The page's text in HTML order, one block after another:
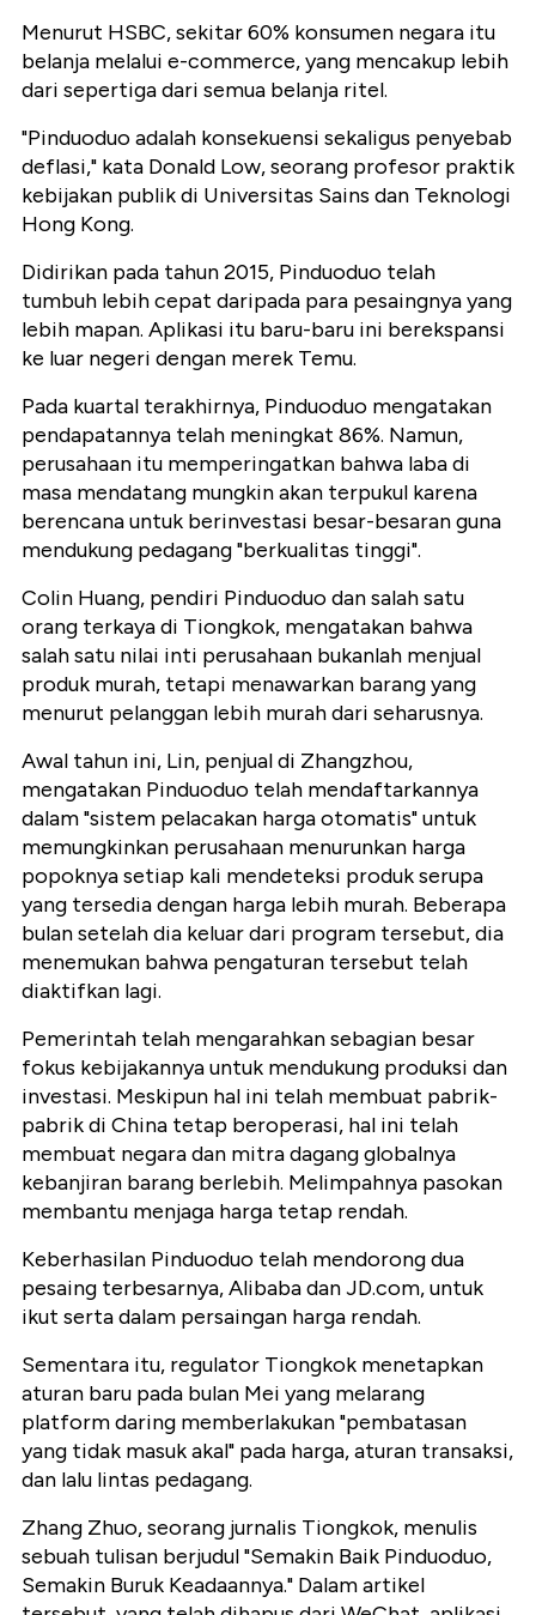
Menurut HSBC, sekitar 60% konsumen negara itu
belanja melalui e-commerce, yang mencakup lebih
dari sepertiga dari semua belanja ritel.
"Pinduoduo adalah konsekuensi sekaligus penyebab
deflasi," kata Donald Low, seorang profesor praktik
kebijakan publik di Universitas Sains dan Teknologi
Hong Kong.
Didirikan pada tahun 2015, Pinduoduo telah
tumbuh lebih cepat daripada para pesaingnya yang
lebih mapan. Aplikasi itu baru-baru ini berekspansi
ke luar negeri dengan merek Temu.
Pada kuartal terakhirnya, Pinduoduo mengatakan
pendapatannya telah meningkat 86%. Namun,
perusahaan itu memperingatkan bahwa laba di
masa mendatang mungkin akan terpukul karena
berencana untuk berinvestasi besar-besaran guna
mendukung pedagang "berkualitas tinggi".
Colin Huang, pendiri Pinduoduo dan salah satu
orang terkaya di Tiongkok, mengatakan bahwa
salah satu nilai inti perusahaan bukanlah menjual
produk murah, tetapi menawarkan barang yang
menurut pelanggan lebih murah dari seharusnya.
Awal tahun ini, Lin, penjual di Zhangzhou,
mengatakan Pinduoduo telah mendaftarkannya
dalam "sistem pelacakan harga otomatis" untuk
memungkinkan perusahaan menurunkan harga
popoknya setiap kali mendeteksi produk serupa
yang tersedia dengan harga lebih murah. Beberapa
bulan setelah dia keluar dari program tersebut, dia
menemukan bahwa pengaturan tersebut telah
diaktifkan lagi.
Pemerintah telah mengarahkan sebagian besar
fokus kebijakannya untuk mendukung produksi dan
investasi. Meskipun hal ini telah membuat pabrik-
pabrik di China tetap beroperasi, hal ini telah
membuat negara dan mitra dagang globalnya
kebanjiran barang berlebih. Melimpahnya pasokan
membantu menjaga harga tetap rendah.
Keberhasilan Pinduoduo telah mendorong dua
pesaing terbesarnya, Alibaba dan JD.com, untuk
ikut serta dalam persaingan harga rendah.
Sementara itu, regulator Tiongkok menetapkan
aturan baru pada bulan Mei yang melarang
platform daring memberlakukan "pembatasan
yang tidak masuk akal" pada harga, aturan transaksi,
dan lalu lintas pedagang.
Zhang Zhuo, seorang jurnalis Tiongkok, menulis
sebuah tulisan berjudul "Semakin Baik Pinduoduo,
Semakin Buruk Keadaannya." Dalam artikel